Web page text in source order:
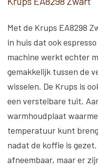
Met de Krups EA8298
in huis dat ook
machine werkt echter
gemakkelijk tussen de
wisselen. De Krups is
een verstelbare tuit.
warmhoudplaat
temperatuur kunt
nadat de koffie is
afneembaar, maar er